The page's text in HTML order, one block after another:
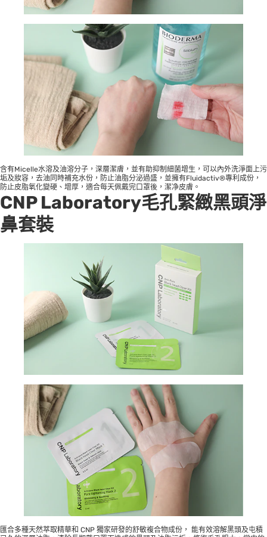
含有Micelle水溶及油溶分子，深層潔膚，並有助抑制細菌增生，可以內外洗淨面上污
垢及妝容，去油同時補充水份，防止油脂分泌過盛，並擁有Fluidactiv®專利成份，
防止皮脂氧化變硬、增厚，適合每天佩戴完口罩後，潔净皮膚。
CNP Laboratory毛孔緊緻黑頭淨
鼻套裝
匯合多種天然萃取精華和 CNP 獨家研發的舒敏複合物成份， 能有效溶解黑頭及屯積